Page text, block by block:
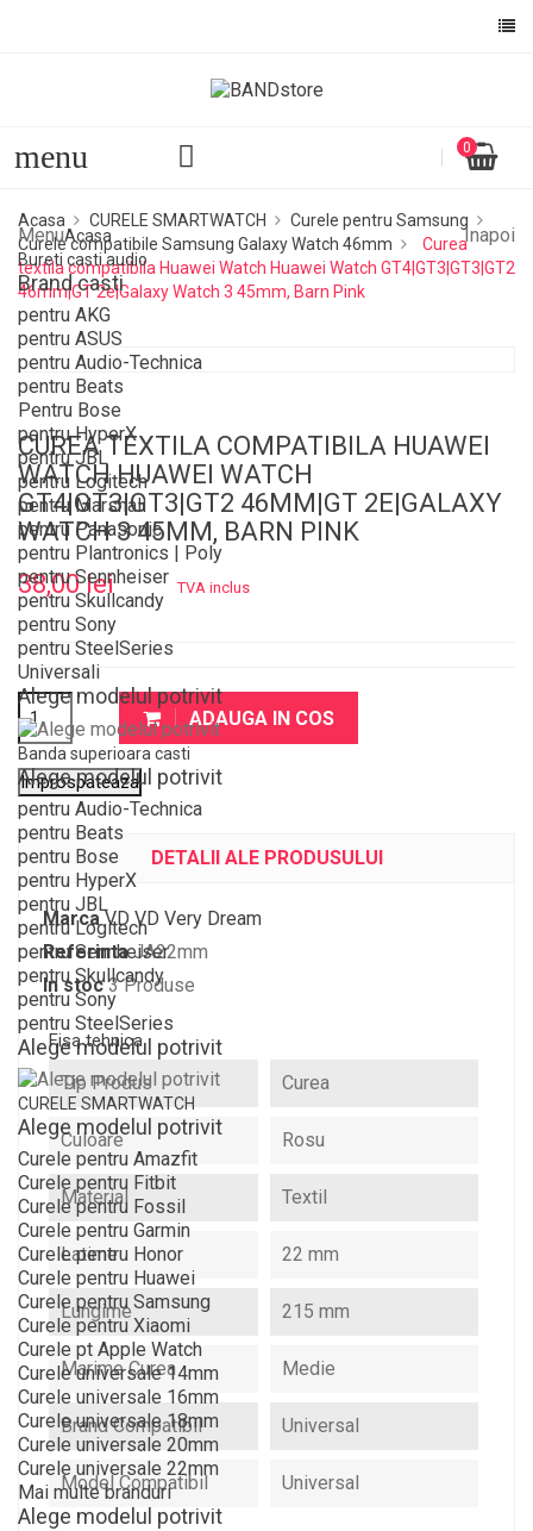
menu 0
Menu Inapoi
Acasa
Bureti casti audio
Brand casti
pentru AKG
pentru ASUS
pentru Audio-Technica
pentru Beats
Pentru Bose
pentru HyperX
pentru JBL
pentru Logitech
pentru Marshall
pentru Panasonic
pentru Plantronics | Poly
pentru Sennheiser
pentru Skullcandy
pentru Sony
pentru SteelSeries
Universali
Alege modelul potrivit
Banda superioara casti
Alege modelul potrivit
pentru Audio-Technica
pentru Beats
pentru Bose
pentru HyperX
pentru JBL
pentru Logitech
pentru Sennheiser
pentru Skullcandy
pentru Sony
pentru SteelSeries
Alege modelul potrivit
CURELE SMARTWATCH
Alege modelul potrivit
Curele pentru Amazfit
Curele pentru Fitbit
Curele pentru Fossil
Curele pentru Garmin
Curele pentru Honor
Curele pentru Huawei
Curele pentru Samsung
Curele pentru Xiaomi
Curele pt Apple Watch
Curele universale 14mm
Curele universale 16mm
Curele universale 18mm
Curele universale 20mm
Curele universale 22mm
Mai multe branduri
Alege modelul potrivit
Acasa CURELE SMARTWATCH
Curele pentru Samsung
Curele compatibile Samsung Galaxy Watch 46mm
Curea
textila compatibila Huawei Watch Huawei Watch GT4|GT3|GT3|GT2
46mm|GT 2e|Galaxy Watch 3 45mm, Barn Pink
CUREA TEXTILA COMPATIBILA HUAWEI
WATCH HUAWEI WATCH
GT4|GT3|GT3|GT2 46MM|GT 2E|GALAXY
WATCH 3 45MM, BARN PINK
38,00 lei
TVA inclus
ADAUGA IN COS
DETALII ALE PRODUSULUI
Marca VD VD Very Dream
Referinta JA22mm
In stoc 3 Produse
Fisa tehnica
Tip Produs Curea
Culoare Rosu
Material Textil
Latime 22 mm
Lungime 215 mm
Marime Curea Medie
Brand Compatibil Universal
Model Compatibil Universal